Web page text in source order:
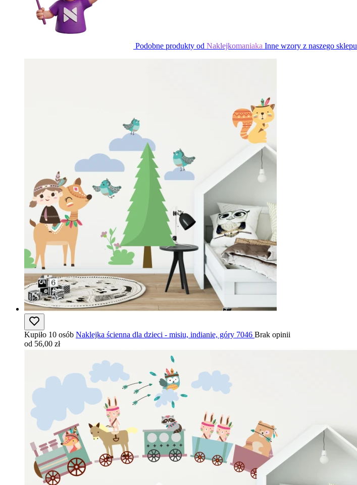
Podobne produkty od Naklejkomaniaka Inne wzory z naszego sklepu
Kupiło 10 osób Naklejka ścienna dla dzieci - misiu, indianie, góry 7046 Brak opinii
od 56,00 zł